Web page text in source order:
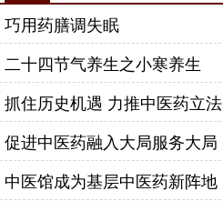
巧用药膳调失眠
二十四节气养生之小寒养生
抓住历史机遇 力推中医药立法
促进中医药融入大局服务大局
中医馆成为基层中医药新阵地